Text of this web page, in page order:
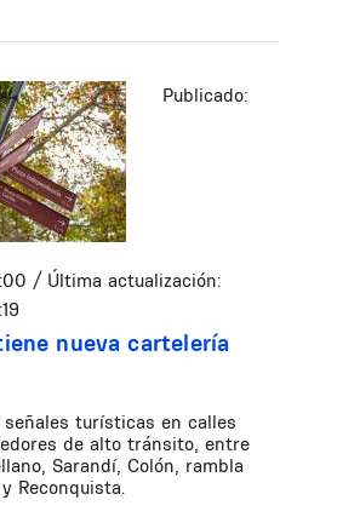
Publicado:
/ Última actualización:
nueva cartelería
turísticas en calles
de alto tránsito, entre
Sarandí, Colón, rambla
Reconquista.